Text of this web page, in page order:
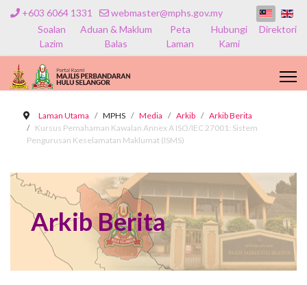
+603 6064 1331
webmaster@mphs.gov.my
Soalan
Lazim
Aduan & Maklum
Balas
Peta
Laman
Hubungi
Kami
Direktori
Laman Utama MPHS Media Arkib
Arkib Berita
Kursus Pemahaman Kawalan Annex A ISO/IEC 27001: Sistem
Pengurusan Keselamatan Maklumat (ISMS)
Arkib Berita